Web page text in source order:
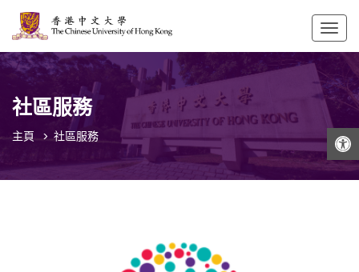
打開工具欄
社區服務
主頁 社區服務